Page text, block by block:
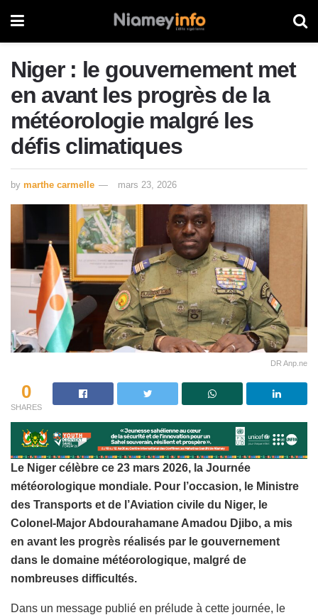
Niger : le gouvernement met
en avant les progrès de la
météorologie malgré les
défis climatiques
by marthe carmelle mars 23, 2026
DR Anp.ne
0
SHARES
Le Niger célèbre ce 23 mars 2026, la Journée
météorologique mondiale. Pour l’occasion, le Ministre
des Transports et de l’Aviation civile du Niger, le
Colonel-Major Abdourahamane Amadou Djibo, a mis
en avant les progrès réalisés par le gouvernement
dans le domaine météorologique, malgré de
nombreuses difficultés.
Dans un message publié en prélude à cette journée, le